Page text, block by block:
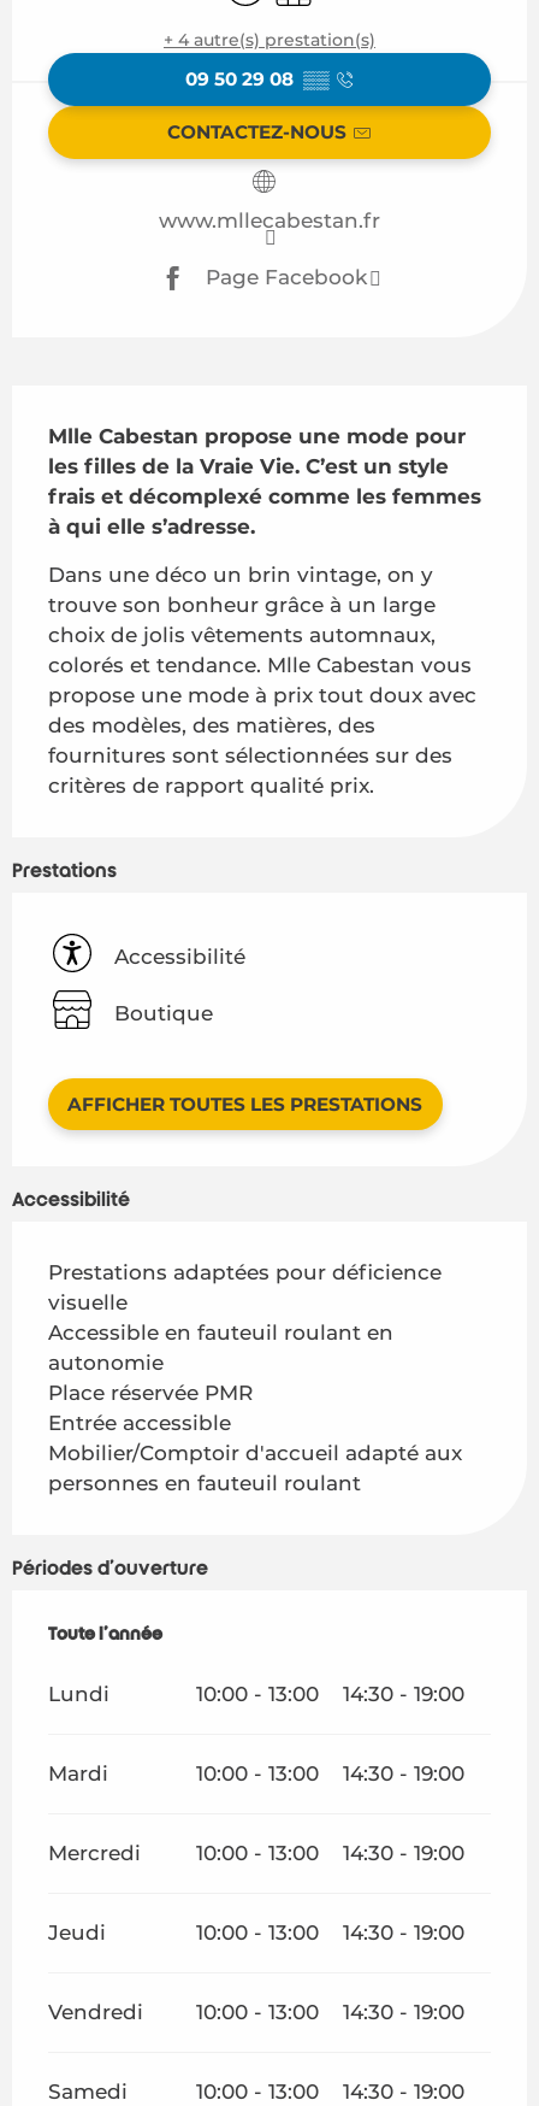
+ 4 autre(s) prestation(s)
09 50 29 08 ▒▒
CONTACTEZ-NOUS
www.mllecabestan.fr
Page Facebook
Mlle Cabestan propose une mode pour
les filles de la Vraie Vie. C’est un style
frais et décomplexé comme les femmes
à qui elle s’adresse.
Dans une déco un brin vintage, on y
trouve son bonheur grâce à un large
choix de jolis vêtements automnaux,
colorés et tendance. Mlle Cabestan vous
propose une mode à prix tout doux avec
des modèles, des matières, des
fournitures sont sélectionnées sur des
critères de rapport qualité prix.
Prestations
Accessibilité
Boutique
AFFICHER TOUTES LES PRESTATIONS
Accessibilité
Prestations adaptées pour déficience
visuelle
Accessible en fauteuil roulant en
autonomie
Place réservée PMR
Entrée accessible
Mobilier/Comptoir d'accueil adapté aux
personnes en fauteuil roulant
Périodes d'ouverture
Toute l'année
Toute l'année
Lundi 10:00 - 13:00 14:30 - 19:00
Mardi 10:00 - 13:00 14:30 - 19:00
Mercredi 10:00 - 13:00 14:30 - 19:00
Jeudi 10:00 - 13:00 14:30 - 19:00
Vendredi 10:00 - 13:00 14:30 - 19:00
Samedi 10:00 - 13:00 14:30 - 19:00